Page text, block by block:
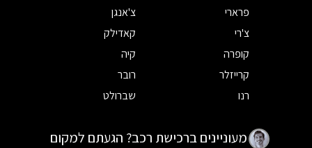
פרארי
צ'אנגן
צ'רי
קאדילק
קופרה
קיה
קרייזלר
רובר
רנו
שברולט
מעוניינים ברכישת רכב? הגעתם למקום